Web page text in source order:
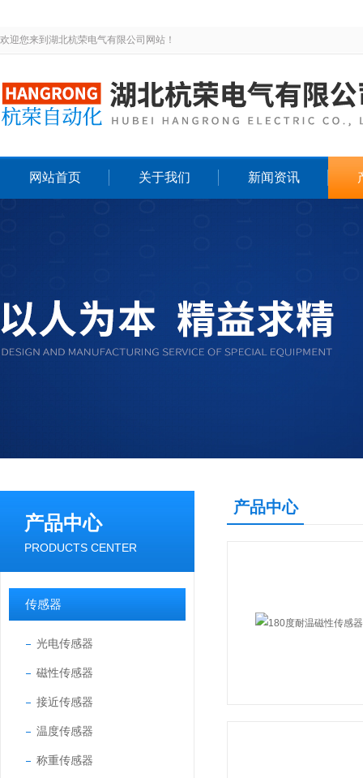
欢迎您来到湖北杭荣电气有限公司网站！
网站首页 关于我们 新闻资讯
产品中心
PRODUCTS CENTER
传感器
光电传感器
磁性传感器
接近传感器
温度传感器
称重传感器
产品中心